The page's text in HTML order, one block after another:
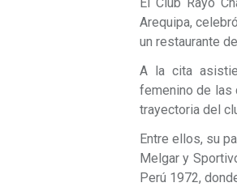
Arequipa,
un restaurante
A la cita
femenino de las
trayectoria del
Entre ellos, su
Melgar y
Perú 1972,